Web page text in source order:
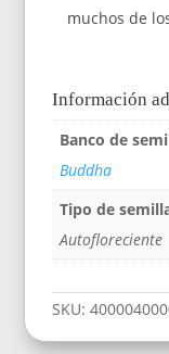
muchos de
Información
Banco de
Buddha
Tipo de
Autofloreciente
SKU: